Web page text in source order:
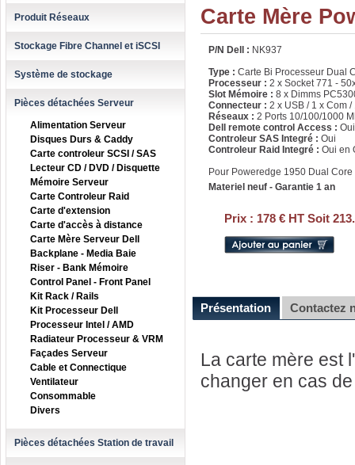
Produit Réseaux
Stockage Fibre Channel et iSCSI
Système de stockage
Pièces détachées Serveur
Alimentation Serveur
Disques Durs & Caddy
Carte controleur SCSI / SAS
Lecteur CD / DVD / Disquette
Mémoire Serveur
Carte Controleur Raid
Carte d'extension
Carte d'accès à distance
Carte Mère Serveur Dell
Backplane - Media Baie
Riser - Bank Mémoire
Control Panel - Front Panel
Kit Rack / Rails
Kit Processeur Dell
Processeur Intel / AMD
Radiateur Processeur & VRM
Façades Serveur
Cable et Connectique
Ventilateur
Consommable
Divers
Pièces détachées Station de travail
Carte Mère
P/N Dell : NK937
Type : Carte Bi Processeur Dual
Processeur : 2 x Socket 771 -
Slot Mémoire : 8 x Dimms
Connecteur : 2 x USB / 1 x Com /
Réseaux : 2 Ports 10/100/1000
Dell remote control Access :
Controleur SAS Integré : Oui
Controleur Raid Integré : Oui en
Pour Poweredge 1950 Dual Core
Materiel neuf - Garantie 1 an
Prix : 178 € HT Soit
Présentation Contactez
La carte mère est
changer en cas